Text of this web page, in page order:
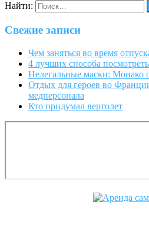
Найти:
Свежие записи
Чем заняться во время
4 лучших способа
Нелегальные маски: Монако
Отдых для героев во
медперсонала
Кто придумал вертолет